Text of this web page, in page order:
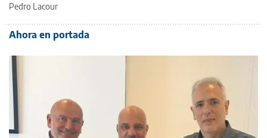
Pedro Lacour
Ahora en portada